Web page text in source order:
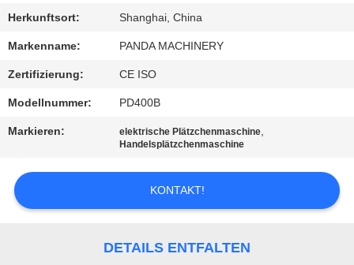
NACHRICHTEN
FORDERN
SIE
EIN
SITEMAP
Herkunftsort: Shanghai, China
Markenname: PANDA MACHINERY
Zertifizierung: CE ISO
Modellnummer: PD400B
Markieren: elektrische Plätzchenmaschine
Handelsplätzchenmaschine
KONTAKT!
DETAILS ENTFALTEN